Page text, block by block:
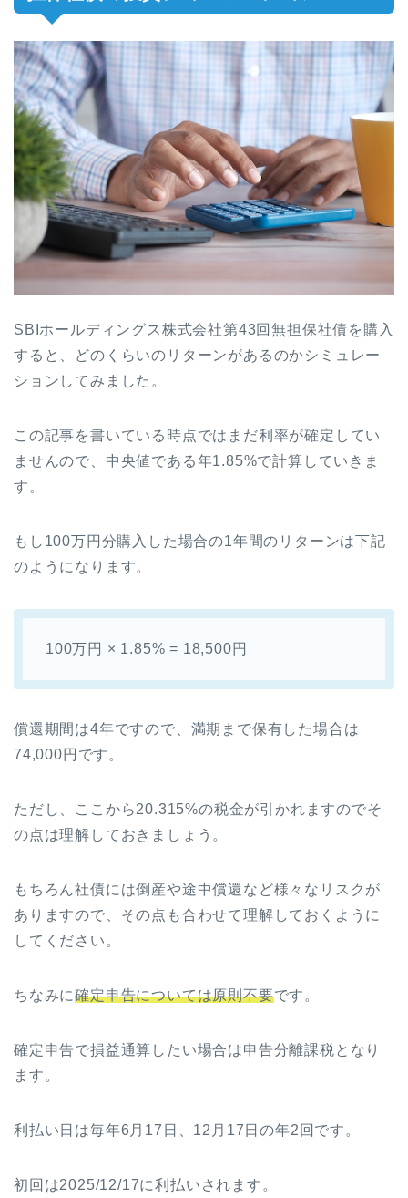
SBIホールディングス株式会社第43回無担保社債を購入
すると、どのくらいのリターンがあるのかシミュレー
ションしてみました。
この記事を書いている時点ではまだ利率が確定してい
ませんので、中央値である年1.85%で計算していきま
す。
もし100万円分購入した場合の1年間のリターンは下記
のようになります。
100万円 × 1.85% = 18,500円
償還期間は4年ですので、満期まで保有した場合は
74,000円です。
ただし、ここから20.315%の税金が引かれますのでそ
の点は理解しておきましょう。
もちろん社債には倒産や途中償還など様々なリスクが
ありますので、その点も合わせて理解しておくように
してください。
ちなみに確定申告については原則不要です。
確定申告で損益通算したい場合は申告分離課税となり
ます。
利払い日は毎年6月17日、12月17日の年2回です。
初回は2025/12/17に利払いされます。